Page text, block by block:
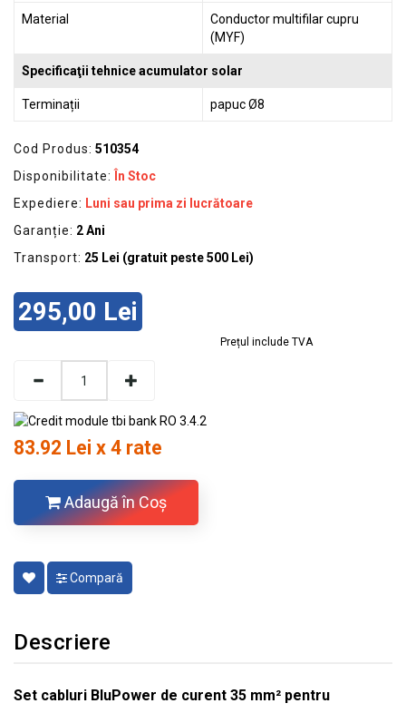
Material
Conductor multifilar cupru
(MYF)
Specificaţii tehnice acumulator solar
Terminații papuc Ø8
Cod Produs: 510354
Disponibilitate:
În Stoc
Expediere: Luni sau prima zi lucrătoare
Garanție: 2 Ani
Transport: 25 Lei (gratuit peste 500 Lei)
295,00 Lei
Prețul include TVA
83.92 Lei x 4 rate
Adaugă în Coş
Compară
Descriere
Set cabluri BluPower de curent 35 mm² pentru